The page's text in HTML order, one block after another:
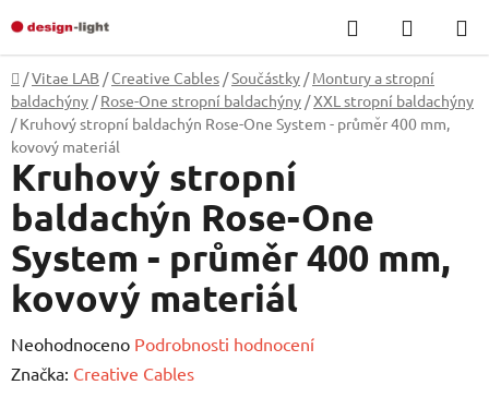
na
obsah
Hledat
KOŠÍK
Domů
/Vitae LAB / Creative Cables /Součástky / Montury a stropní
baldachýny / Rose-One stropní baldachýny /XXL stropní baldachýny
/ Kruhový stropní baldachýn Rose-One System - průměr 400 mm,
kovový materiál
Kruhový stropní
baldachýn Rose-One
System - průměr 400 mm,
kovový materiál
Průměrné
hodnocení
Neohodnoceno Podrobnosti hodnocení
Značka: Creative Cables